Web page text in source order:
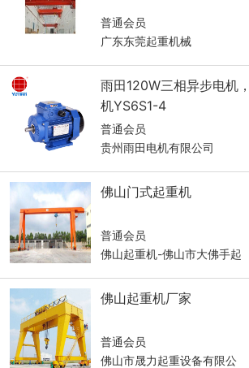
普通会员
广东东莞起重机械
雨田120W三相异步电机
机YS6S1-4
普通会员
贵州雨田电机有限公司
佛山门式起重机
普通会员
佛山起重机-佛山市大佛手起
佛山起重机厂家
普通会员
佛山市晟力起重设备有限公